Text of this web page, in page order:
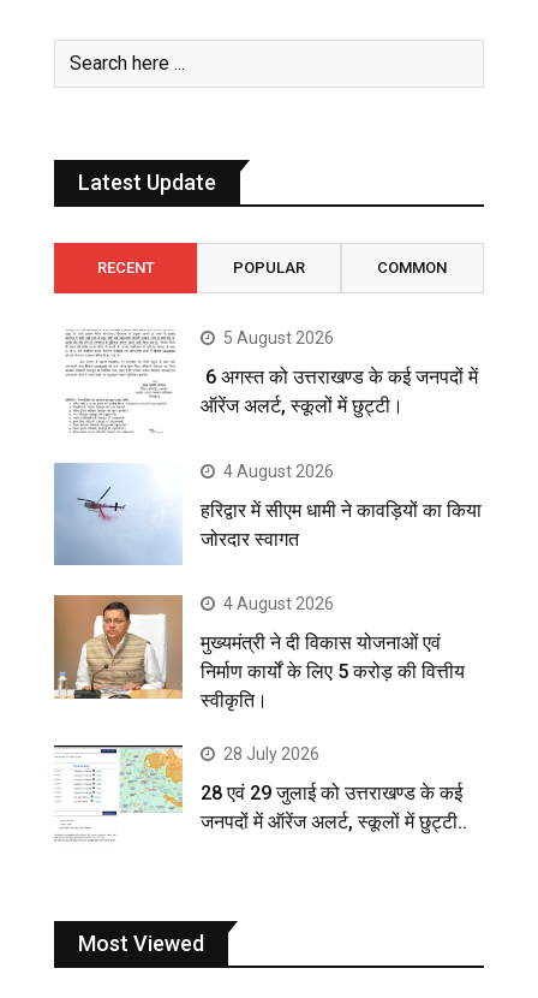
Latest Update
RECENT POPULAR COMMON
5 August 2026
6 अगस्त को उत्तराखण्ड के कई जनपदों में
ऑरेंज अलर्ट, स्कूलों में छुट्टी।
4 August 2026
हरिद्वार में सीएम धामी ने कावड़ियों का किया
जोरदार स्वागत
4 August 2026
मुख्यमंत्री ने दी विकास योजनाओं एवं
निर्माण कार्यों के लिए 5 करोड़ की वित्तीय
स्वीकृति।
28 July 2026
28 एवं 29 जुलाई को उत्तराखण्ड के कई
जनपदों में ऑरेंज अलर्ट, स्कूलों में छुट्टी..
Most Viewed